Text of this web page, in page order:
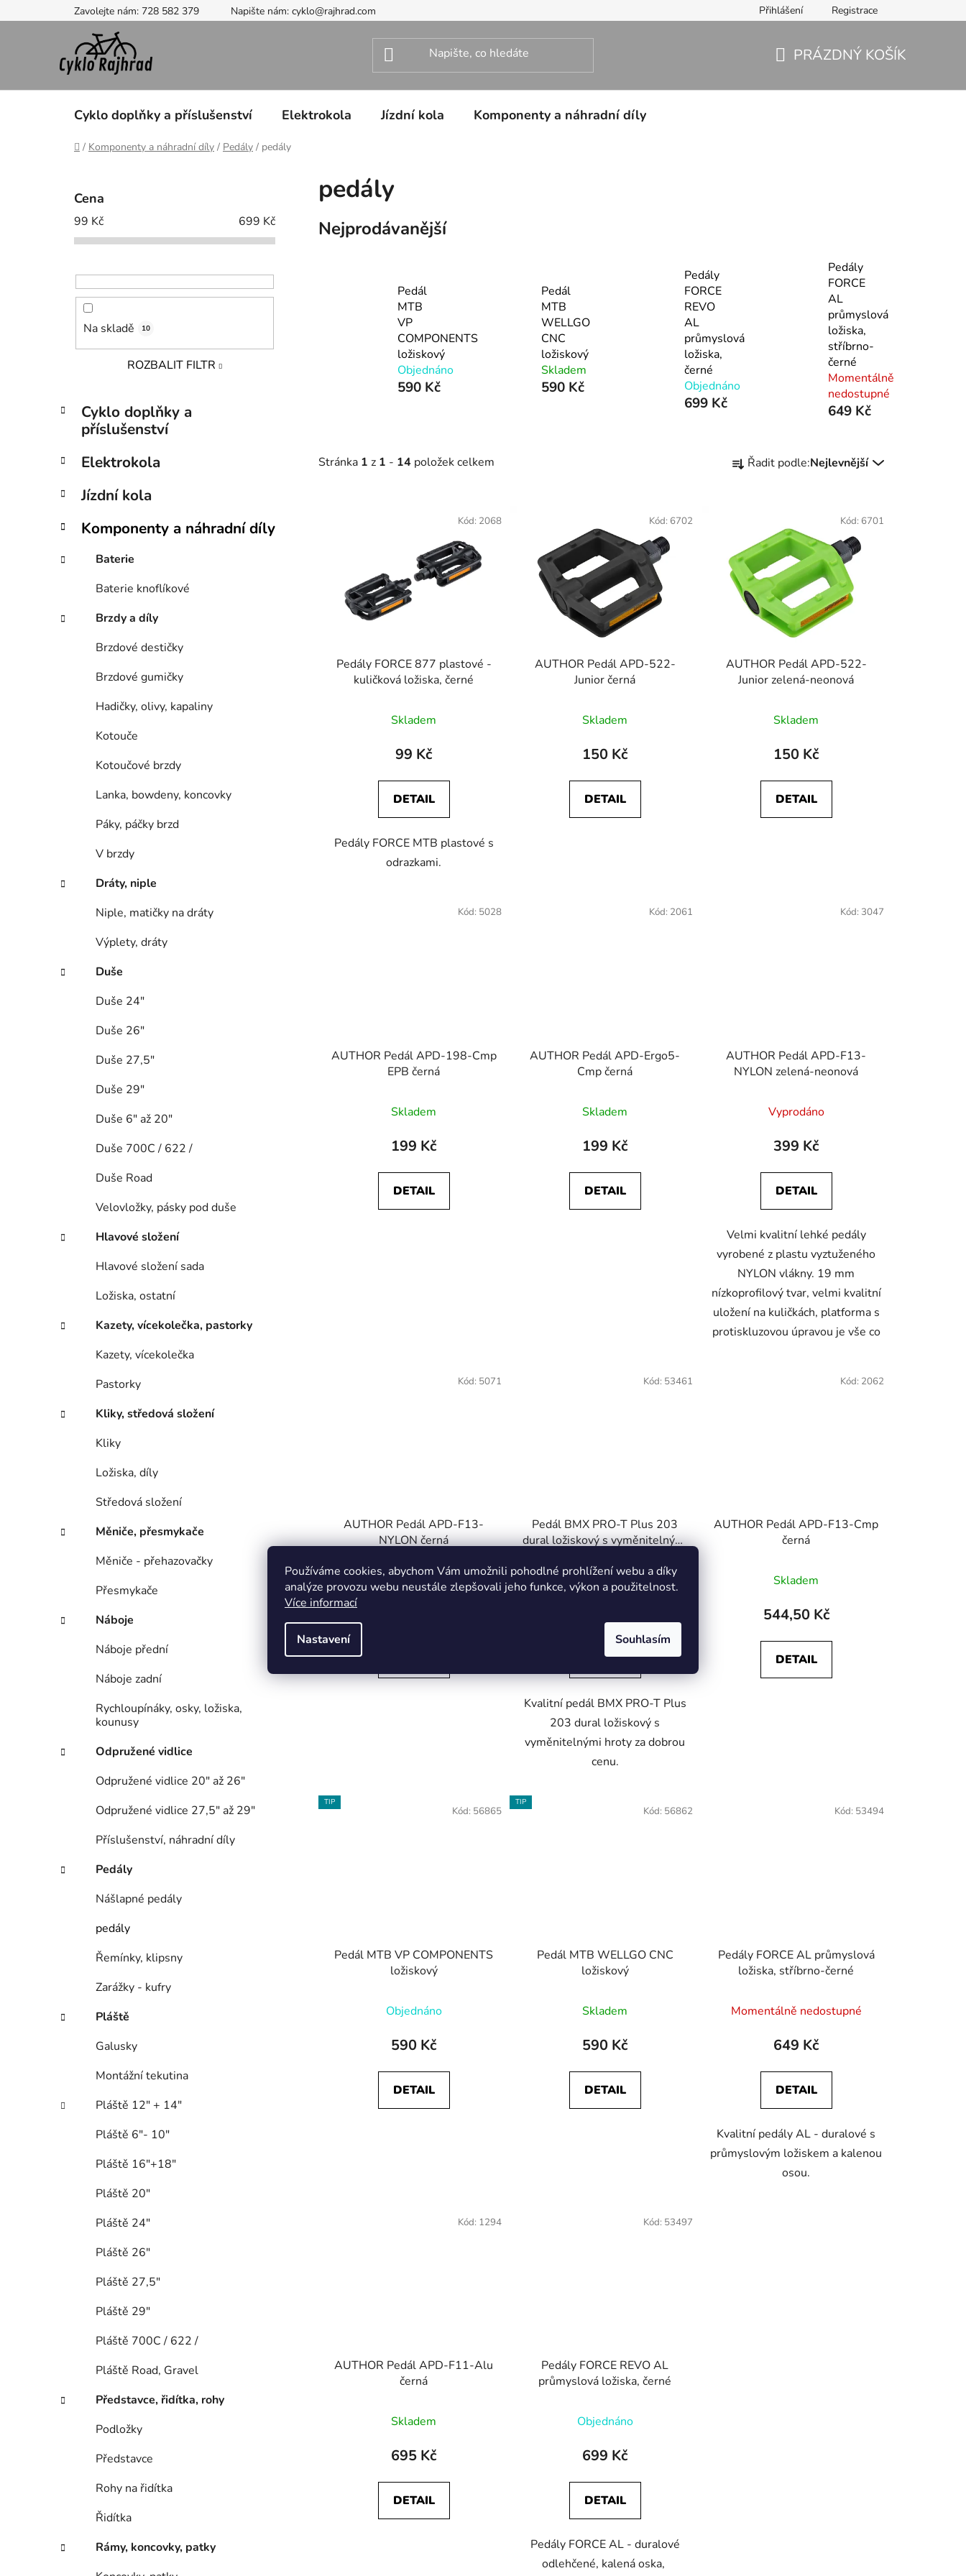
Používáme cookies, abychom Vám umožnili pohodlné prohlížení webu a díky
analýze provozu webu neustále zlepšovali jeho funkce, výkon a použitelnost.
Více informací
Nastavení Souhlasím
na
Zavolejte nám: 728 582 379 Napište nám: cyklo@rajhrad.com Přihlášení Registrace
PRÁZDNÝ KOŠÍK
Cyklo doplňky a příslušenství Elektrokola Jízdní kola Komponenty a náhradní díly
Domů
/ Komponenty a náhradní díly / Pedály / pedály
l
Cena
99 Kč 699 Kč
Na skladě 10
ROZBALIT FILTR
Přeskočit
kategorie
K
a
g
r
e
Cyklo doplňky a
příslušenství
Elektrokola
Jízdní kola
Komponenty a náhradní díly
Baterie
Baterie knoflíkové
Brzdy a díly
Brzdové destičky
Brzdové gumičky
Hadičky, olivy, kapaliny
Kotouče
Kotoučové brzdy
Lanka, bowdeny, koncovky
Páky, páčky brzd
V brzdy
Dráty, niple
Niple, matičky na dráty
Výplety, dráty
Duše
Duše 24"
Duše 26"
Duše 27,5"
Duše 29"
Duše 6" až 20"
Duše 700C / 622 /
Duše Road
Velovložky, pásky pod duše
Hlavové složení
Hlavové složení sada
Ložiska, ostatní
Kazety, vícekolečka, pastorky
Kazety, vícekolečka
Pastorky
Kliky, středová složení
Kliky
Ložiska, díly
Středová složení
Měniče, přesmykače
Měniče - přehazovačky
Přesmykače
Náboje
Náboje přední
Náboje zadní
Rychloupínáky, osky, ložiska,
kounusy
Odpružené vidlice
Odpružené vidlice 20" až 26"
Odpružené vidlice 27,5" až 29"
Příslušenství, náhradní díly
Pedály
Nášlapné pedály
pedály
Řemínky, klipsny
Zarážky - kufry
Pláště
Galusky
Montážní tekutina
Pláště 12" + 14"
Pláště 6"- 10"
Pláště 16"+18"
Pláště 20"
Pláště 24"
Pláště 26"
Pláště 27,5"
Pláště 29"
Pláště 700C / 622 /
Pláště Road, Gravel
Představce, řidítka, rohy
Podložky
Představce
Rohy na řidítka
Řidítka
Rámy, koncovky, patky
pedály
Nejprodávanější
Pedál
MTB
VP
COMPONENTS
ložiskový
Objednáno
590 Kč
Pedál
MTB
WELLGO
CNC
ložiskový
Skladem
590 Kč
Pedály
FORCE
REVO
AL
průmyslová
ložiska,
černé
Objednáno
699 Kč
Pedály
FORCE
AL
průmyslová
ložiska,
stříbrno-
černé
Momentálně
nedostupné
649 Kč
Stránka 1 z 1 - 14 položek celkem
a
p
r
o
k
Řadit podle:Nejlevnější
Pedály FORCE 877 plastové -
kuličková ložiska, černé
Skladem
99 Kč
DETAIL
Pedály FORCE MTB plastové s
odrazkami.
Kód: 2068
AUTHOR Pedál APD-522-
Junior černá
Skladem
150 Kč
DETAIL
Kód: 6702
AUTHOR Pedál APD-522-
Junior zelená-neonová
Skladem
150 Kč
DETAIL
Kód: 6701
AUTHOR Pedál APD-198-Cmp
EPB černá
Skladem
199 Kč
DETAIL
Kód: 5028
AUTHOR Pedál APD-Ergo5-
Cmp černá
Skladem
199 Kč
DETAIL
Kód: 2061
AUTHOR Pedál APD-F13-
NYLON zelená-neonová
Vyprodáno
399 Kč
DETAIL
Velmi kvalitní lehké pedály
vyrobené z plastu vyztuženého
NYLON vlákny. 19 mm
nízkoprofilový tvar, velmi kvalitní
uložení na kuličkách, platforma s
protiskluzovou úpravou je vše co
Kód: 3047
AUTHOR Pedál APD-F13-
NYLON černá
Skladem
Kód: 5071
Pedál BMX PRO-T Plus 203
dural ložiskový s vyměnitelnými
Skladem
DETAIL
Kvalitní pedál BMX PRO-T Plus
203 dural ložiskový s
vyměnitelnými hroty za dobrou
cenu.
Kód: 53461
AUTHOR Pedál APD-F13-Cmp
černá
Skladem
544,50 Kč
DETAIL
Kód: 2062
TIP
Pedál MTB VP COMPONENTS
ložiskový
Objednáno
590 Kč
DETAIL
Kód: 56865
TIP
Pedál MTB WELLGO CNC
ložiskový
Skladem
590 Kč
DETAIL
Kód: 56862
Pedály FORCE AL průmyslová
ložiska, stříbrno-černé
Momentálně nedostupné
649 Kč
DETAIL
Kvalitní pedály AL - duralové s
průmyslovým ložiskem a kalenou
osou.
Kód: 53494
AUTHOR Pedál APD-F11-Alu
černá
Skladem
695 Kč
DETAIL
Kód: 1294
Pedály FORCE REVO AL
průmyslová ložiska, černé
Objednáno
699 Kč
DETAIL
Pedály FORCE AL - duralové
odlehčené, kalená oska,
Kód: 53497